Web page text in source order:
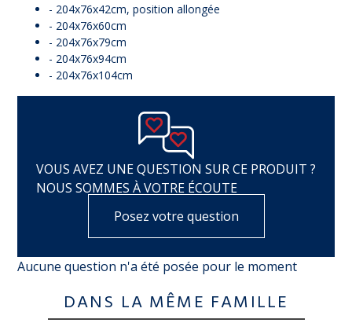
- 204x76x42cm, position allongée
- 204x76x60cm
- 204x76x79cm
- 204x76x94cm
- 204x76x104cm
VOUS AVEZ UNE QUESTION SUR CE PRODUIT ?
NOUS SOMMES À VOTRE ÉCOUTE
Posez votre question
Aucune question n'a été posée pour le moment
DANS LA MÊME FAMILLE